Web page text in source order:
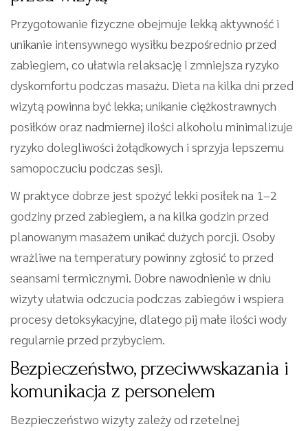
Przygotowanie fizyczne obejmuje lekką aktywność i
unikanie intensywnego wysiłku bezpośrednio przed
zabiegiem, co ułatwia relaksację i zmniejsza ryzyko
dyskomfortu podczas masażu. Dieta na kilka dni przed
wizytą powinna być lekka; unikanie ciężkostrawnych
posiłków oraz nadmiernej ilości alkoholu minimalizuje
ryzyko dolegliwości żołądkowych i sprzyja lepszemu
samopoczuciu podczas sesji.
W praktyce dobrze jest spożyć lekki posiłek na 1–2
godziny przed zabiegiem, a na kilka godzin przed
planowanym masażem unikać dużych porcji. Osoby
wrażliwe na temperatury powinny zgłosić to przed
seansami termicznymi. Dobre nawodnienie w dniu
wizyty ułatwia odczucia podczas zabiegów i wspiera
procesy detoksykacyjne, dlatego pij małe ilości wody
regularnie przed przybyciem.
Bezpieczeństwo, przeciwwskazania i
komunikacja z personelem
Bezpieczeństwo wizyty zależy od rzetelnej